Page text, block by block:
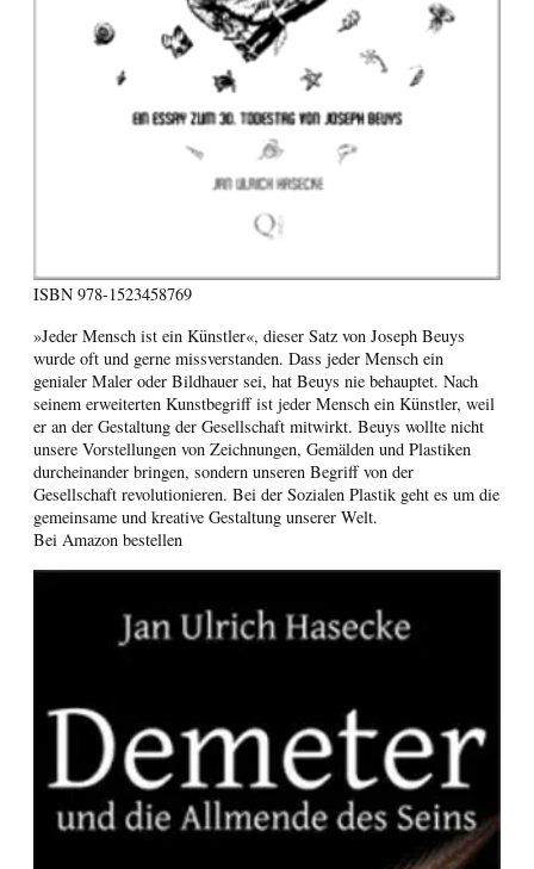
ISBN 978-1523458769
»Jeder Mensch ist ein Künstler«, dieser Satz von Joseph Beuys
wurde oft und gerne missverstanden. Dass jeder Mensch ein
genialer Maler oder Bildhauer sei, hat Beuys nie behauptet. Nach
seinem erweiterten Kunstbegriff ist jeder Mensch ein Künstler, weil
er an der Gestaltung der Gesellschaft mitwirkt. Beuys wollte nicht
unsere Vorstellungen von Zeichnungen, Gemälden und Plastiken
durcheinander bringen, sondern unseren Begriff von der
Gesellschaft revolutionieren. Bei der Sozialen Plastik geht es um die
gemeinsame und kreative Gestaltung unserer Welt.
Bei Amazon bestellen